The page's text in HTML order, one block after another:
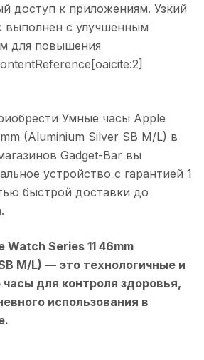
доступ к приложениям. Узкий
выполнен с улучшенным
для повышения
Умные часы Apple
(Aluminium Silver SB M/L) в
Gadget-Bar вы
устройство с гарантией 1
быстрой доставки до
Series 11 46mm
M/L) — это технологичные и
для контроля здоровья,
использования в